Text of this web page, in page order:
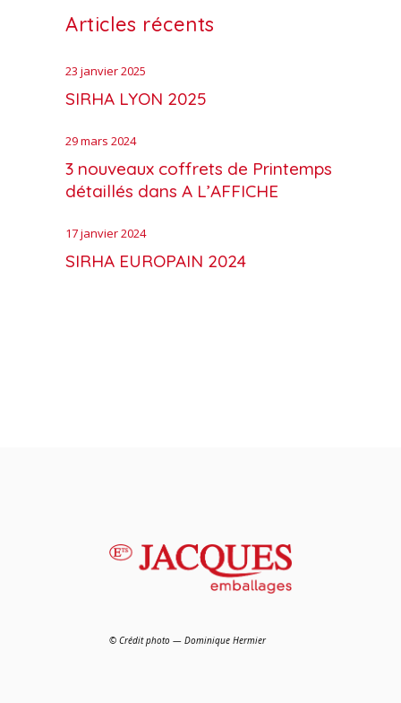
Articles récents
SIRHA LYON 2025
23 janvier 2025
3 nouveaux coffrets de Printemps
détaillés dans A L’AFFICHE
29 mars 2024
SIRHA EUROPAIN 2024
17 janvier 2024
© Crédit photo — Dominique Hermier